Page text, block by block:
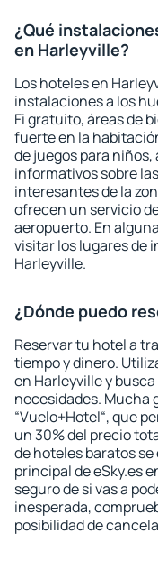
¿Qué
en Harleyville?
Los hoteles en
instalaciones a los
Fi gratuito, áreas de
fuerte en la
de juegos para
informativos sobre
interesantes de la
ofrecen un servicio
aeropuerto. En
visitar los lugares de
Harleyville.
¿Dónde puedo
Reservar tu hotel a
tiempo y dinero.
en Harleyville y
necesidades. Mucha
“Vuelo+Hotel“, que
un 30% del precio
de hoteles baratos
principal de eSky.es
seguro de si vas a
inesperada,
posibilidad de